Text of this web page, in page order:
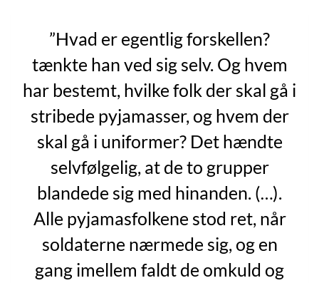
”Hvad er egentlig forskellen?
tænkte han ved sig selv. Og hvem
har bestemt, hvilke folk der skal gå i
stribede pyjamasser, og hvem der
skal gå i uniformer? Det hændte
selvfølgelig, at de to grupper
blandede sig med hinanden. (…).
Alle pyjamasfolkene stod ret, når
soldaterne nærmede sig, og en
gang imellem faldt de omkuld og